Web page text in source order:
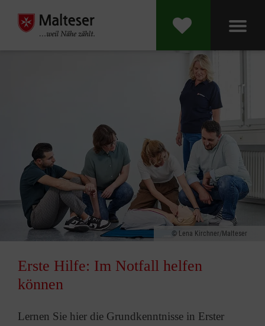
Lena Kirchner/Malteser
Erste Hilfe: Im Notfall helfen
können
Lernen Sie hier die Grundkenntnisse in Erster